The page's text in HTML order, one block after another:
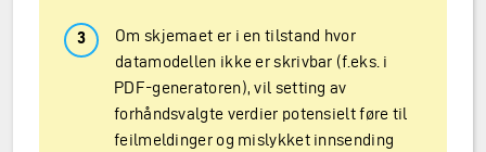
Om skjemaet er i en tilstand hvor
datamodellen ikke er skrivbar (f.eks. i
PDF-generatoren), vil setting av
forhåndsvalgte verdier potensielt føre til
feilmeldinger og mislykket innsending